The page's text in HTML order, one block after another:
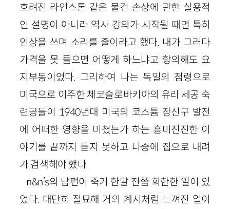
흐려진 라인스톤 같은 물건 손상에 관한 실용적
인 설명이 아니라 역사 강의가 시작될 때면 특히
인상을 쓰며 소리를 줄이라고 했다. 내가 그러다
가격을 못 들으면 어떻게 하느냐고 항의해도 요
지부동이었다. 그리하여 나는 독일의 점령으로
미국으로 이주한 체코슬로바키아의 유리 세공 숙
련공들이 1940년대 미국의 코스튬 장신구 발전
에 어떠한 영향을 미쳤는가 하는 흥미진진한 이
야기를 끝까지 듣지 못하고 나중에 집으로 내려
가 검색해야 했다.
n&n’s의 남편이 죽기 한달 전쯤 희한한 일이 있
었다. 대단히 절묘해 거의 계시처럼 느껴진 일이